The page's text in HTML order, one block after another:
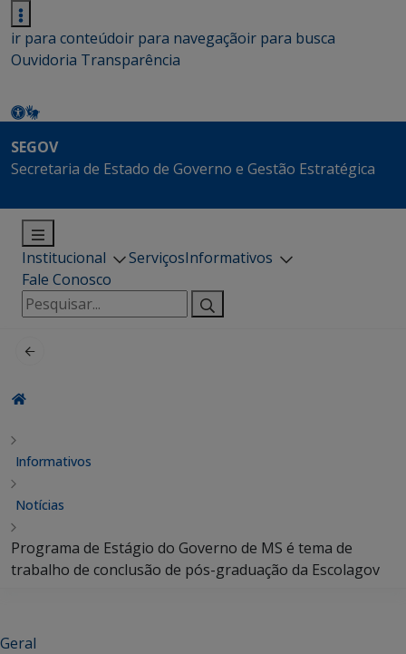
ir para conteúdoir para navegaçãoir para busca
Ouvidoria Transparência
SEGOV
Secretaria de Estado de Governo e Gestão Estratégica
Institucional ServiçosInformativos
Fale Conosco
Pesquisar
por:
Informativos
Notícias
Programa de Estágio do Governo de MS é tema de
trabalho de conclusão de pós-graduação da Escolagov
Geral